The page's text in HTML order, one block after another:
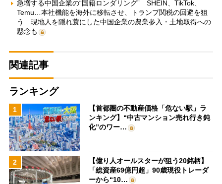
急増する中国企業の“国籍ロンダリング” SHEIN、TikTok、
Temu…本社機能を海外に移転させ、トランプ関税の回避を狙
う 現地人を隠れ蓑にした中国企業の農業参入・土地取得への
懸念も
関連記事
ランキング
1
【首都圏の不動産価格「危ない駅」ラ
ンキング】“中古マンション売れ行き鈍
化”のワー…
2
【億り人オールスターが狙う20銘柄】
「総資産69億円超」90歳現役トレーダ
ーから“10…